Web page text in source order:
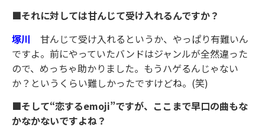
■それに対しては甘んじて受け入れるんですか？
塚川 甘んじて受け入れるというか、やっぱり有難いん
ですよ。前にやっていたバンドはジャンルが全然違った
ので、めっちゃ助かりました。もうハゲるんじゃない
か？というくらい難しかったですけどね。(笑)
■そして“恋するemoji”ですが、ここまで早口の曲もな
かなかないですよね？